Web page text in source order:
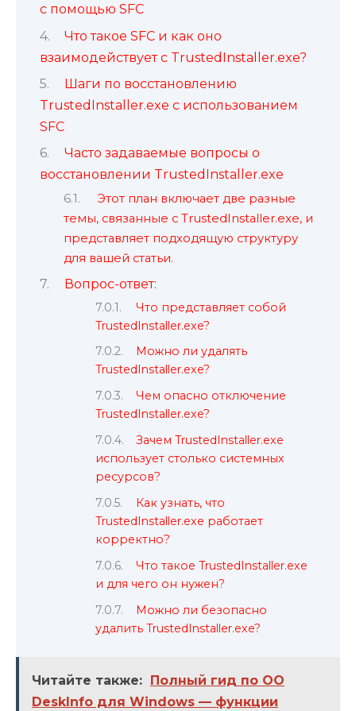
с помощью SFC
Что такое SFC и как оно
взаимодействует с TrustedInstaller.exe?
Шаги по восстановлению
TrustedInstaller.exe с использованием
SFC
Часто задаваемые вопросы о
восстановлении TrustedInstaller.exe
Этот план включает две разные
темы, связанные с TrustedInstaller.exe, и
представляет подходящую структуру
для вашей статьи.
Вопрос-ответ:
Что представляет собой
TrustedInstaller.exe?
Можно ли удалять
TrustedInstaller.exe?
Чем опасно отключение
TrustedInstaller.exe?
Зачем TrustedInstaller.exe
использует столько системных
ресурсов?
Как узнать, что
TrustedInstaller.exe работает
корректно?
Что такое TrustedInstaller.exe
и для чего он нужен?
Можно ли безопасно
удалить TrustedInstaller.exe?
Читайте также:
Полный гид по OO
DeskInfo для Windows — функции